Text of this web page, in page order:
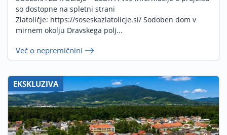
so dostopne na spletni strani
Zlatoličje: https://soseskazlatolicje.si/ Sodoben dom v
mirnem okolju Dravskega polj...
Več o nepremičnini
EKSKLUZIVA